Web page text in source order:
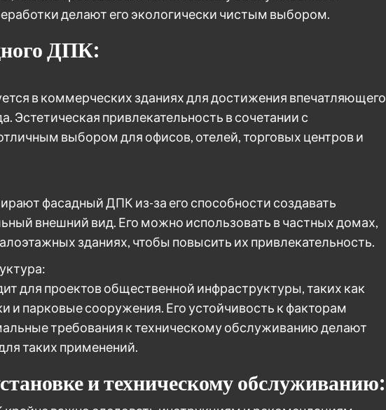
делают его экологически чистым выбором.
ДПК:
в коммерческих зданиях для достижения впечатляющего
Эстетическая привлекательность в сочетании с
выбором для офисов, отелей, торговых центров и
фасадный ДПК из-за его способности создавать
внешний вид. Его можно использовать в частных домах,
зданиях, чтобы повысить их привлекательность.
для проектов общественной инфраструктуры, таких как
и парковые сооружения. Его устойчивость к факторам
требования к техническому обслуживанию делают
таких применений.
и техническому обслуживанию: